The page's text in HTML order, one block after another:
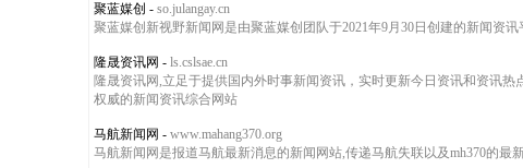
聚蓝媒创 - so.julangay.cn
聚蓝媒创新视野新闻网是由聚蓝媒创团队于2021年9月30日创建的新闻资讯
隆晟资讯网 - ls.cslsae.cn
隆晟资讯网,立足于提供国内外时事新闻资讯，实时更新今日资讯和资讯
权威的新闻资讯综合网站
马航新闻网 - www.mahang370.org
马航新闻网是报道马航最新消息的新闻网站,传递马航失联以及mh370的最